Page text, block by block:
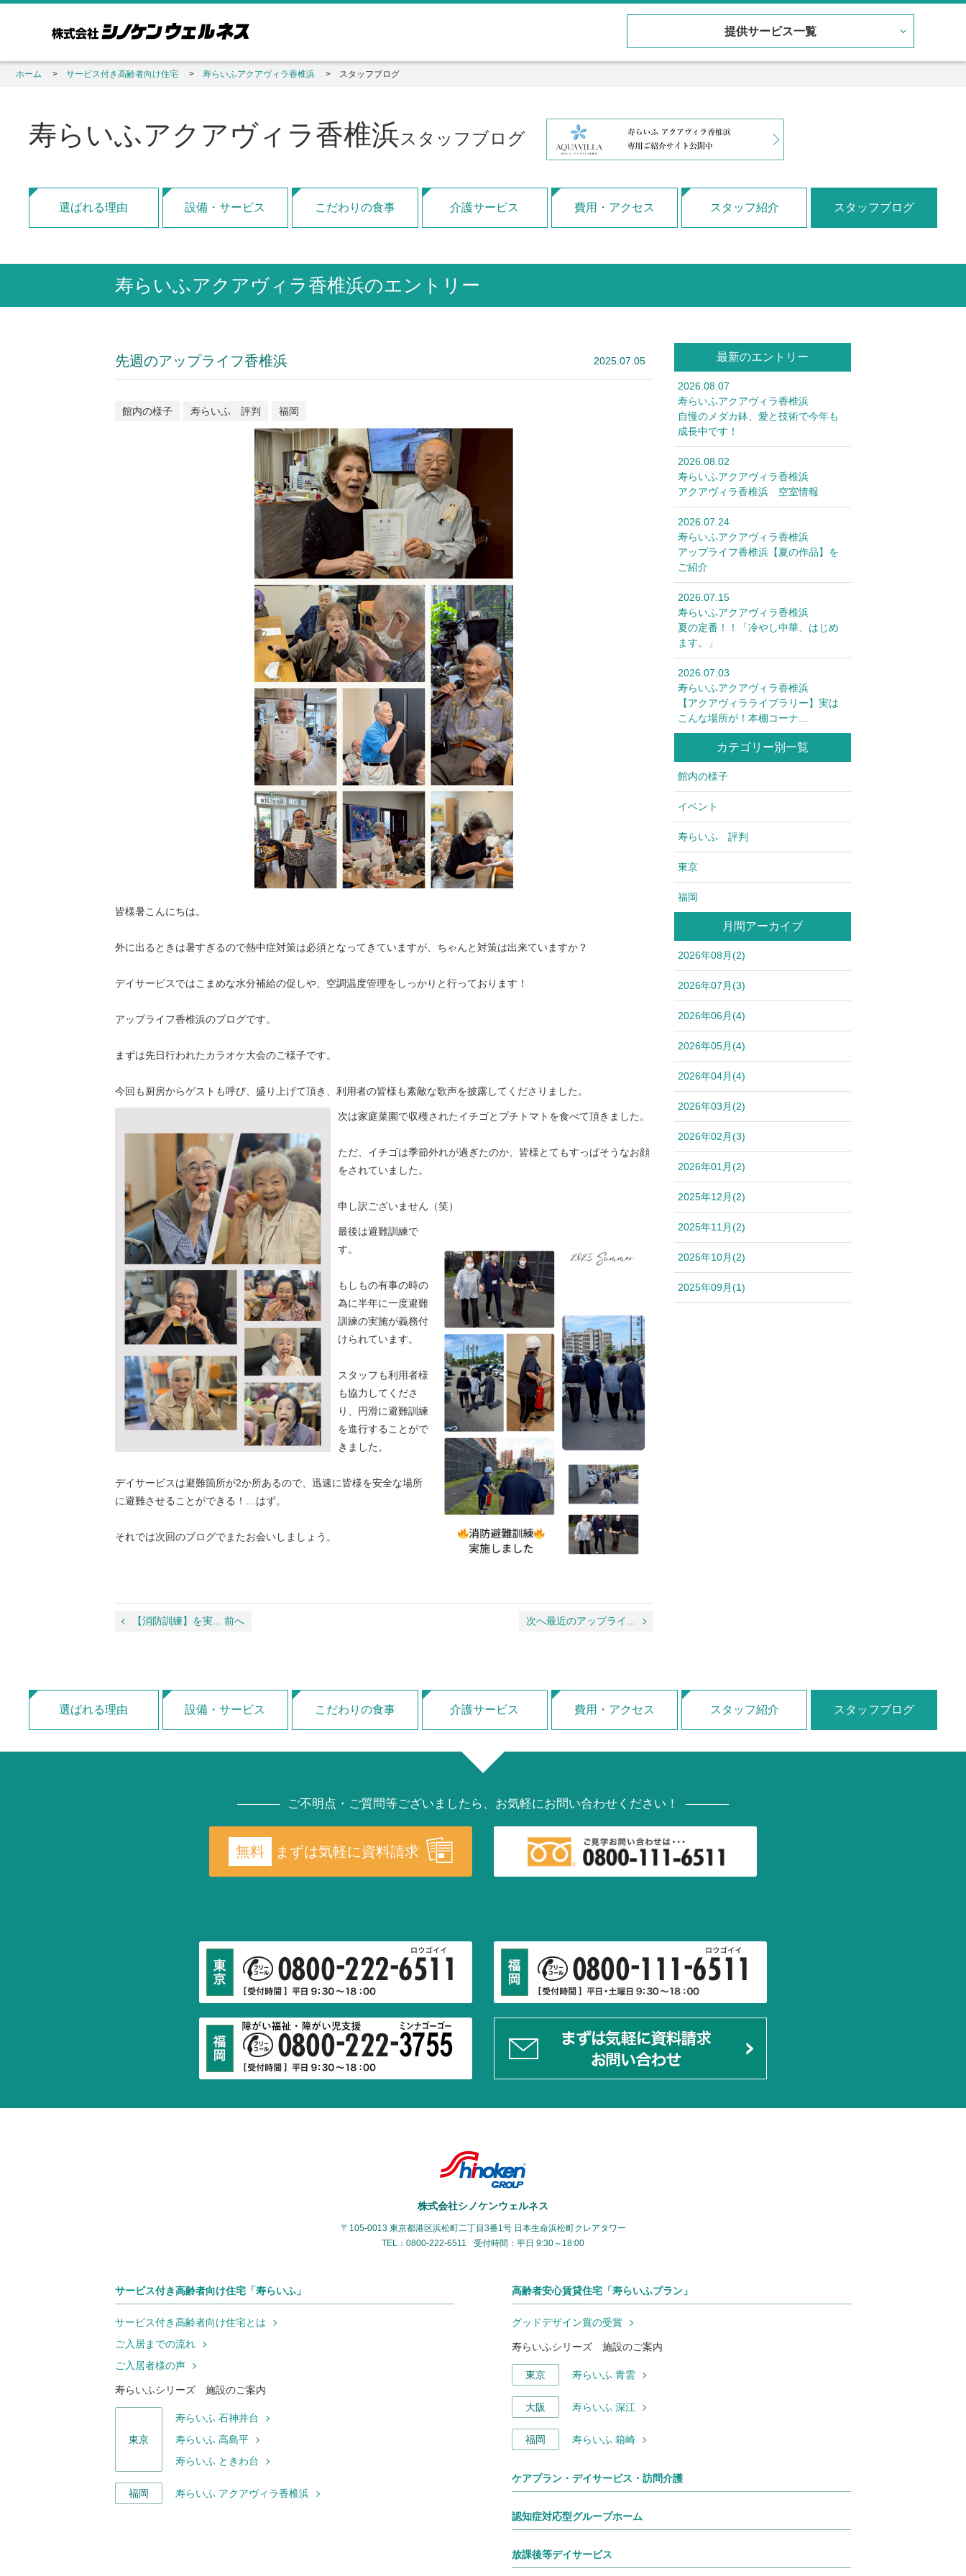
提供サービス一覧
ホーム サービス付き高齢者向け住宅 寿らいふアクアヴィラ香椎浜 スタッフブログ
寿らいふアクアヴィラ香椎浜スタッフブログ
選ばれる理由 設備・サービス こだわりの食事 介護サービス 費用・アクセス スタッフ紹介 スタッフブログ
寿らいふアクアヴィラ香椎浜のエントリー
2025.07.05
先週のアップライフ香椎浜
館内の様子 寿らいふ 評判 福岡
皆様暑こんにちは。
外に出るときは暑すぎるので熱中症対策は必須となってきていますが、ちゃんと対策は出来ていますか？
デイサービスではこまめな水分補給の促しや、空調温度管理をしっかりと行っております！
アップライフ香椎浜のブログです。
まずは先日行われたカラオケ大会のご様子です。
今回も厨房からゲストも呼び、盛り上げて頂き、利用者の皆様も素敵な歌声を披露してくださりました。
次は家庭菜園で収穫されたイチゴとプチトマトを食べて頂きました。
ただ、イチゴは季節外れが過ぎたのか、皆様とてもすっぱそうなお顔
をされていました。
申し訳ございません（笑）
最後は避難訓練で
す。
もしもの有事の時の
為に半年に一度避難
訓練の実施が義務付
けられています。
スタッフも利用者様
も協力してくださ
り、円滑に避難訓練
を進行することがで
きました。
デイサービスは避難箇所が2か所あるので、迅速に皆様を安全な場所
に避難させることができる！…はず。
それでは次回のブログでまたお会いしましょう。
【消防訓練】を実... 前へ 次へ最近のアップライ...
最新のエントリー
2026.08.07
寿らいふアクアヴィラ香椎浜
自慢のメダカ鉢、愛と技術で今年も
成長中です！
2026.08.02
寿らいふアクアヴィラ香椎浜
アクアヴィラ香椎浜 空室情報
2026.07.24
寿らいふアクアヴィラ香椎浜
アップライフ香椎浜【夏の作品】を
ご紹介
2026.07.15
寿らいふアクアヴィラ香椎浜
夏の定番！！「冷やし中華、はじめ
ます。」
2026.07.03
寿らいふアクアヴィラ香椎浜
【アクアヴィラライブラリー】実は
こんな場所が！本棚コーナ...
カテゴリー別一覧
館内の様子
イベント
寿らいふ 評判
東京
福岡
月間アーカイブ
2026年08月(2)
2026年07月(3)
2026年06月(4)
2026年05月(4)
2026年04月(4)
2026年03月(2)
2026年02月(3)
2026年01月(2)
2025年12月(2)
2025年11月(2)
2025年10月(2)
2025年09月(1)
選ばれる理由 設備・サービス こだわりの食事 介護サービス 費用・アクセス スタッフ紹介 スタッフブログ
ご不明点・ご質問等ございましたら、お気軽にお問い合わせください！
無料 まずは気軽に資料請求
株式会社シノケンウェルネス
〒105-0013 東京都港区浜松町二丁目3番1号 日本生命浜松町クレアタワー
TEL：0800-222-6511
受付時間：平日 9:30～18:00
サービス付き高齢者向け住宅「寿らいふ」
サービス付き高齢者向け住宅とは
ご入居までの流れ
ご入居者様の声
寿らいふシリーズ 施設のご案内
東京
寿らいふ 石神井台
寿らいふ 高島平
寿らいふ ときわ台
福岡 寿らいふ アクアヴィラ香椎浜
高齢者安心賃貸住宅「寿らいふプラン」
グッドデザイン賞の受賞
寿らいふシリーズ 施設のご案内
東京 寿らいふ 青雲
大阪 寿らいふ 深江
福岡 寿らいふ 箱崎
ケアプラン・デイサービス・訪問介護
認知症対応型グループホーム
放課後等デイサービス